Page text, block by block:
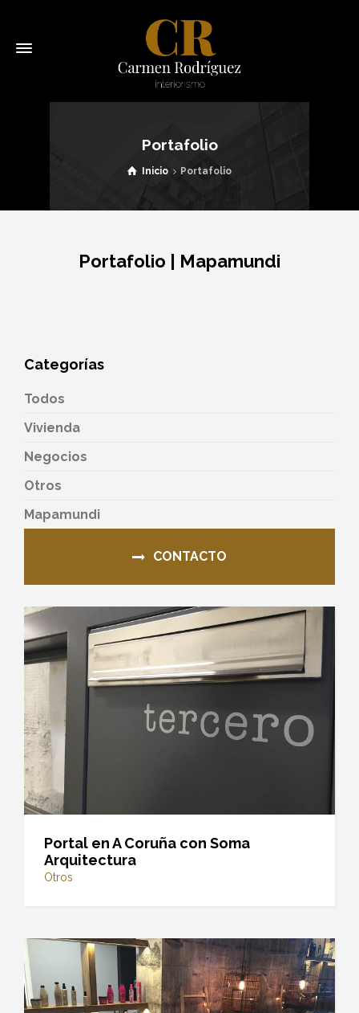
Portafolio
Inicio Portafolio
Portafolio | Mapamundi
Categorías
Todos
Vivienda
Negocios
Otros
Mapamundi
CONTACTO
Portal en A Coruña con Soma
Arquitectura
Otros